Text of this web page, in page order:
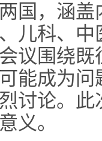
国，涵
儿科、
议围绕既
能成为问
讨论。
义。